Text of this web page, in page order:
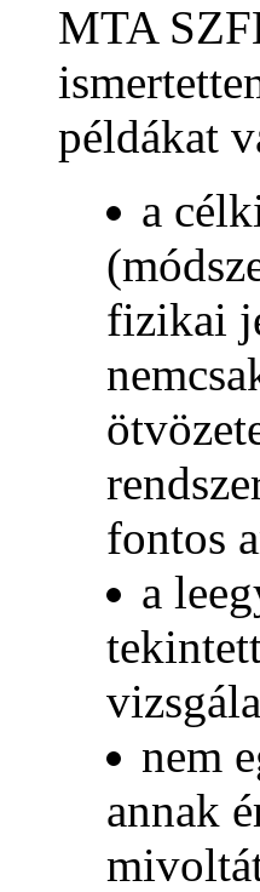
MTA
példákat
a
fizikai
fontos
a
nem
annak